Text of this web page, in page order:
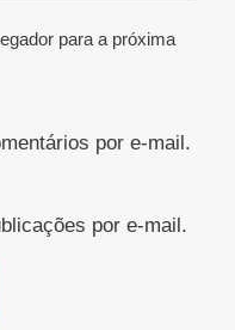
para a próxima
por e-mail.
por e-mail.